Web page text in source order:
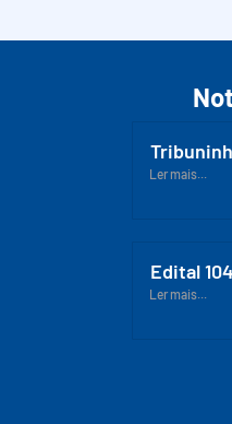
Ler mais...
Edital
Ler mais...